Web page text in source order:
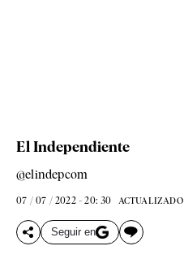
El Independiente
@elindepcom
07 / 07 / 2022 - 20: 30 ACTUALIZADO
Seguir en